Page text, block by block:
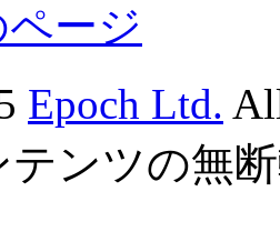
ージ
Epoch Ltd.
ンツの無